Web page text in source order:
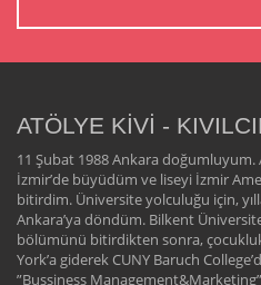
ATÖLYE KİVİ -
11 Şubat 1988 Ankara
İzmir’de büyüdüm ve liseyi İzmir
bitirdim. Üniversite yolculuğu için,
Ankara’ya döndüm. Bilkent
bölümünü bitirdikten sonra,
York’a giderek CUNY Baruch
”Bussiness